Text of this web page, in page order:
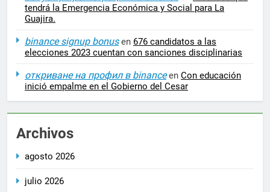
tendrá la Emergencia Económica y Social para La
Guajira.
binance signup bonusen 676 candidatos a las
elecciones 2023 cuentan con sanciones disciplinarias
откриване на профил в binanceen Con educación
inició empalme en el Gobierno del Cesar
Archivos
agosto 2026
julio 2026